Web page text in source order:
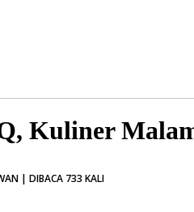
Kuliner
| DIBACA 733 KALI